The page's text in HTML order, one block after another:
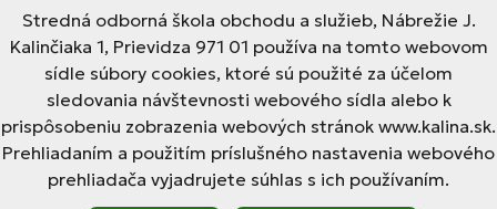
Stredná odborná škola obchodu a služieb, Nábrežie J.
Kalinčiaka 1, Prievidza 971 01 používa na tomto webovom
sídle súbory cookies, ktoré sú použité za účelom
sledovania návštevnosti webového sídla alebo k
prispôsobeniu zobrazenia webových stránok www.kalina.sk.
Prehliadaním a použitím príslušného nastavenia webového
prehliadača vyjadrujete súhlas s ich používaním.